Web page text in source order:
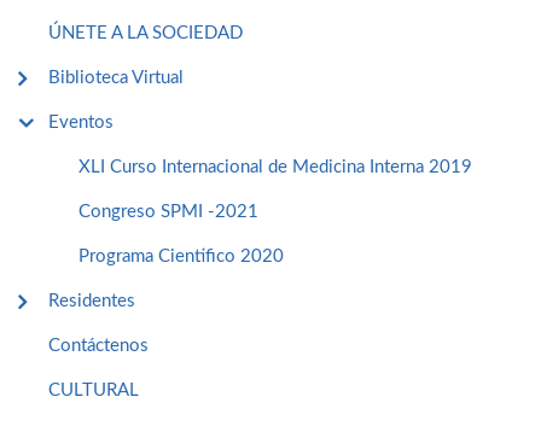
ÚNETE A LA SOCIEDAD
Biblioteca Virtual
Eventos
XLI Curso Internacional de Medicina Interna 2019
Congreso SPMI -2021
Programa Cientifico 2020
Residentes
Contáctenos
CULTURAL